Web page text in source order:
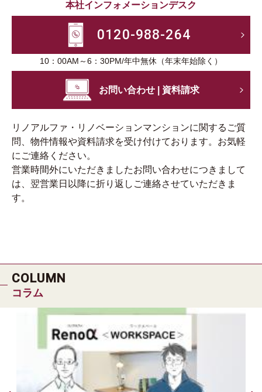
本社インフォメーションデスク
0120-988-264
10：00AM～6：30PM/年中無休（年末年始除く）
お問い合わせ | 資料請求
リノアルファ・リノベーションマンションに関するご質
問、物件情報や資料請求を受け付けております。お気軽
にご連絡ください。
営業時間外にいただきましたお問い合わせにつきまして
は、翌営業日以降に折り返しご連絡させていただきま
す。
COLUMN
コラム